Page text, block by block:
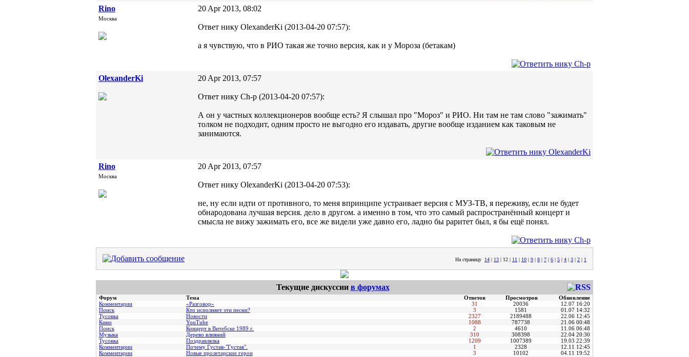
Rino
Москва
20 Apr 2013, 08:02
Ответ нику OlexanderKi (2013-04-20 07:57):
а я чувствую, что в РИО такая же точно версия, как и у Мороза (бетакам)
OlexanderKi 20 Apr 2013, 07:57
Ответ нику Ch-p (2013-04-20 07:57):
А он у частных коллекционеров вообще есть? Я слышал про "Мороз" и РИО. Ни там не там слово "зажимать"
толком не подходит, одним просто не выгодно его издавать, другие вообще изданием как таковым не
занимаются.
Rino
Москва
20 Apr 2013, 07:57
Ответ нику OlexanderKi (2013-04-20 07:53):
не, ну если идти от противного, то меня впринципе устраивает версия с МУЗ-ТВ, я переживу, если не будет
обнародована лучшая версия. дело в другом. а именно в том, что это самый распространённый концерт и
смысла не вижу зажимать его, все же видели уже давно его, ладно бы раритет был, я бы ещё понял.
На страницу 14 | 13 | 12 | 11 | 10 | 9 | 8 | 7 | 6 | 5 | 4 | 3 | 2 | 1
Текущие дискуссии в форумах
Форум Тема Ответов Просмотров
Обновление
Комментарии
«Разговор» 31 20036
12.07 16:20
Поиск
Кто исполняет эти песни? 3 1581
01.07 14:32
Тусовка
Новости 2327 2189488
22.06 12:45
Кино
YouTube 1088 787738
21.06 00:48
Поиск
Концерт в Витебске 1989 г. 2 4610
11.06 06:48
Музыка
Дерево влияний 310 308398
22.04 20:30
Тусовка
Поздравлялка 1209 1007389
19.03 22:39
Комментарии
Почему Густав-"Густав". 1 2328
12.11 12:45
Комментарии
Hовые пролетарские герои 3 10102
04.11 19:52